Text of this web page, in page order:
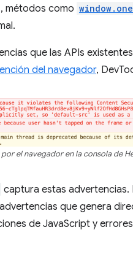
métodos como
que las APIs
del navegador,
el navegador en la consola de
captura estas advertencias.
que genera
de JavaScript y